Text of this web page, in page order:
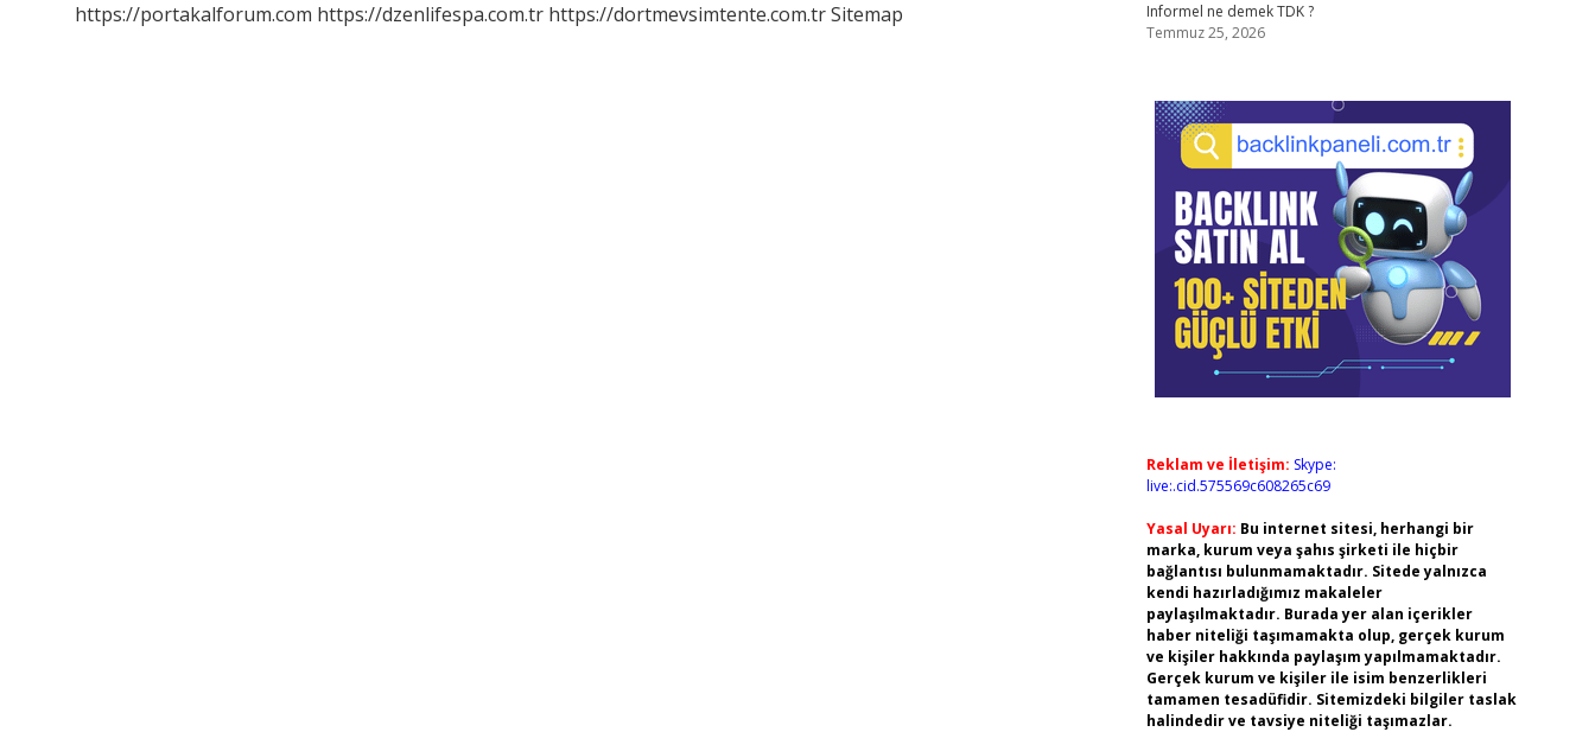
https://portakalforum.com https://dzenlifespa.com.tr https://dortmevsimtente.com.trSitemap
Informel ne demek TDK ?
Temmuz 25, 2026
Reklam ve İletişim: Skype:
live:.cid.575569c608265c69
Yasal Uyarı: Bu internet sitesi, herhangi bir
marka, kurum veya şahıs şirketi ile hiçbir
bağlantısı bulunmamaktadır. Sitede yalnızca
kendi hazırladığımız makaleler
paylaşılmaktadır. Burada yer alan içerikler
haber niteliği taşımamakta olup, gerçek kurum
ve kişiler hakkında paylaşım yapılmamaktadır.
Gerçek kurum ve kişiler ile isim benzerlikleri
tamamen tesadüfidir. Sitemizdeki bilgiler taslak
halindedir ve tavsiye niteliği taşımazlar.